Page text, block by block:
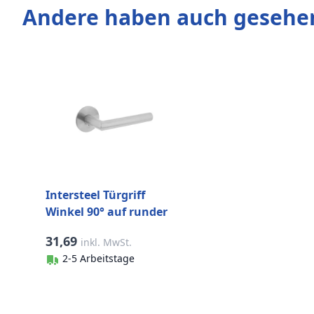
Andere haben auch
Intersteel Türgriff
Winkel 90° auf runder
Edelstahl gebürstet
31,69 inkl. MwSt.
2-5 Arbeitstage